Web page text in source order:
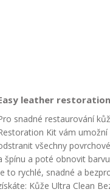
leather
snadné restaurování
Kit vám
všechny
špínu a poté obnovit
to rychlé, snadné a
Kůže Ultra Clean